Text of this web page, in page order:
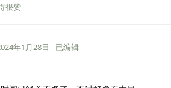
很赞
年1月28日 已编辑